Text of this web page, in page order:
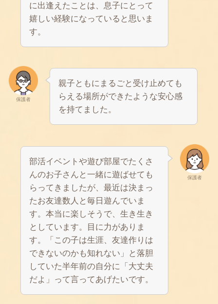
に出逢えたことは、息子にとって
嬉しい経験になっていると思いま
す。
保護者
親子ともにまるごと受け止めても
らえる場所ができたような安心感
を持てました。
保護者
部活イベントや遊び部屋でたくさ
んのお子さんと一緒に遊ばせても
らってきましたが、最近は決まっ
たお友達数人と毎日遊んでいま
す。本当に楽しそうで、生き生き
としています。目に力がありま
す。「この子は生涯、友達作りは
できないのかも知れない」と落胆
していた半年前の自分に「大丈夫
だよ」って言ってあげたいです。